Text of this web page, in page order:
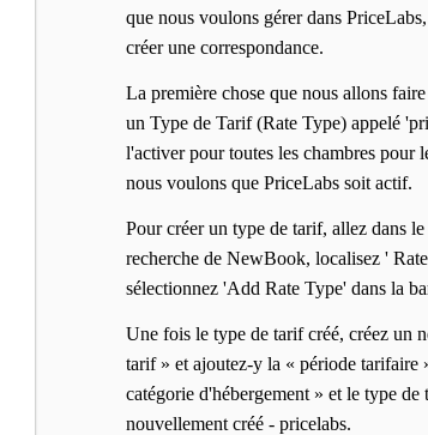
que nous voulons gérer dans
créer une correspondance.
La première chose que nous allons
un Type de Tarif (Rate Type) appelé
l'activer pour toutes les chambres pour
nous voulons que PriceLabs soit actif.
Pour créer un type de tarif, allez dans
recherche de NewBook, localisez '
sélectionnez 'Add Rate Type' dans la
Une fois le type de tarif créé, créez un
tarif » et ajoutez-y la « période tarifaire
catégorie d'hébergement » et le type de
nouvellement créé - pricelabs.